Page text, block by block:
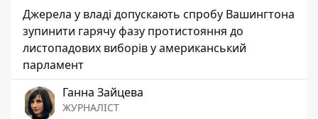
Джерела у владі допускають спробу Вашингтона
зупинити гарячу фазу протистояння до
листопадових виборів у американський
парламент
Ганна Зайцева
ЖУРНАЛІСТ